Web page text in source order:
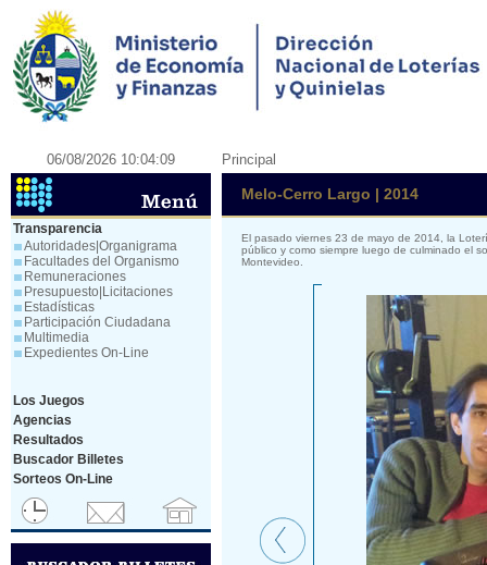
06/08/2026 10:04:09 Principal
Transparencia
Autoridades|Organigrama
Facultades del Organismo
Remuneraciones
Presupuesto|Licitaciones
Estadísticas
Participación Ciudadana
Multimedia
Expedientes On-Line
Los Juegos
Agencias
Resultados
Buscador Billetes
Sorteos On-Line
Melo-Cerro Largo | 2014
El pasado viernes 23 de mayo de 2014, la
público y como siempre luego de culminado el
Montevideo.